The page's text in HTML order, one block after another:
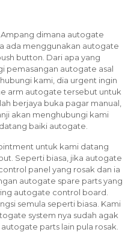
dimana autogate
ada menggunakan autogate
button. Dari apa yang
pemasangan autogate asal
kami, dia urgent ingin
arm autogate tersebut untuk
berjaya buka pagar manual,
akan menghubungi kami
baiki autogate.
untuk kami datang
Seperti biasa, jika autogate
panel yang rosak dan ia
autogate spare parts yang
autogate control board.
semula seperti biasa. Kami
system nya sudah agak
parts lain pula rosak.